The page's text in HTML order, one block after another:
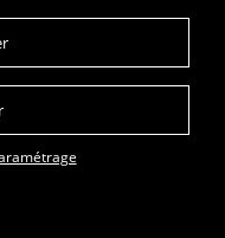
le télétravail ne
les jeunes